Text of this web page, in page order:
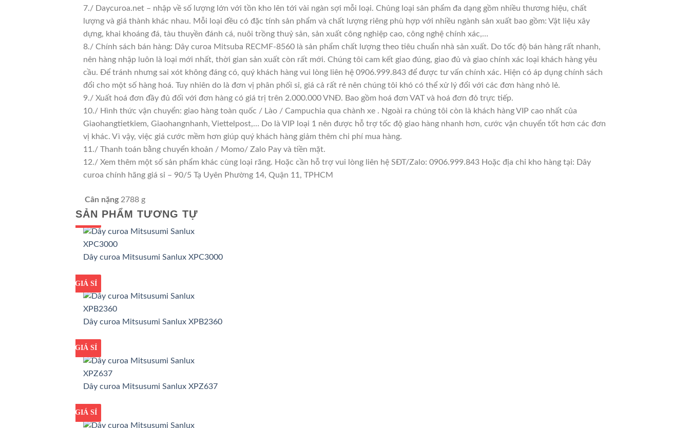
7./ Daycuroa.net – nhập về số lượng lớn với tồn kho lên tới vài ngàn sợi mỗi loại. Chủng loại sản phẩm đa dạng gồm nhiều thương hiệu, chất
lượng và giá thành khác nhau. Mỗi loại đều có đặc tính sản phẩm và chất lượng riêng phù hợp với nhiều ngành sản xuất bao gồm: Vật liệu xây
dựng, khai khoáng đá, tàu thuyền đánh cá, nuôi trồng thuỷ sản, sản xuất công nghiệp cao, công nghệ chính xác,…
8./ Chính sách bán hàng: Dây curoa Mitsuba RECMF-8560 là sản phẩm chất lượng theo tiêu chuẩn nhà sản xuất. Do tốc độ bán hàng rất nhanh,
nên hàng nhập luôn là loại mới nhất, thời gian sản xuất còn rất mới. Chúng tôi cam kết giao đúng, giao đủ và giao chính xác loại khách hàng yêu
cầu. Để tránh nhưng sai xót không đáng có, quý khách hàng vui lòng liên hệ 0906.999.843 để được tư vấn chính xác. Hiện có áp dụng chính sách
đổi cho một số hàng hoá. Tuy nhiên do là đơn vị phân phối sỉ, giá cả rất rẻ nên chúng tôi khó có thể xử lý đổi với các đơn hàng nhỏ lẻ.
9./ Xuất hoá đơn đầy đủ đối với đơn hàng có giá trị trên 2.000.000 VNĐ. Bao gồm hoá đơn VAT và hoá đơn đỏ trực tiếp.
10./ Hình thức vận chuyển: giao hàng toàn quốc / Lào / Campuchia qua chành xe . Ngoài ra chúng tôi còn là khách hàng VIP cao nhất của
Giaohangtietkiem, Giaohangnhanh, Viettelpost,… Do là VIP loại 1 nên được hỗ trợ tốc độ giao hàng nhanh hơn, cước vận chuyển tốt hơn các đơn
vị khác. Vì vậy, việc giá cước mềm hơn giúp quý khách hàng giảm thêm chi phí mua hàng.
11./ Thanh toán bằng chuyển khoản / Momo/ Zalo Pay và tiền mặt.
12./ Xem thêm một số sản phẩm khác cùng loại răng. Hoặc cần hỗ trợ vui lòng liên hệ SĐT/Zalo: 0906.999.843 Hoặc địa chỉ kho hàng tại: Dây
curoa chính hãng giá sỉ – 90/5 Tạ Uyên Phường 14, Quận 11, TPHCM
Cân nặng 2788 g
SẢN PHẨM TƯƠNG TỰ
GIÁ TỐT
GIÁ SỈ
Dây curoa Mitsusumi Sanlux XPC3000
GIÁ TỐT
GIÁ SỈ
Dây curoa Mitsusumi Sanlux XPB2360
GIÁ TỐT
GIÁ SỈ
Dây curoa Mitsusumi Sanlux XPZ637
GIÁ TỐT
GIÁ SỈ